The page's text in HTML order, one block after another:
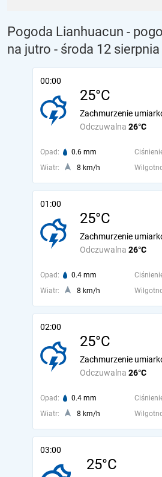
Pogoda Lianhuacun -
na jutro - środa 12 sierpnia
00:00
25°C
Odczuwalna 26°C
Zachmurzenie
Opad: 0.6 mm
Wiatr:
8 km/h
01:00
25°C
Odczuwalna 26°C
Zachmurzenie
Opad: 0.4 mm
Wiatr:
8 km/h
02:00
25°C
Odczuwalna 26°C
Zachmurzenie
Opad: 0.4 mm
Wiatr:
8 km/h
03:00
25°C